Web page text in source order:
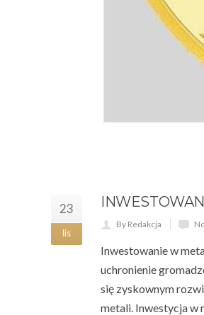
23
lis
By Redakcja
Inwestowanie w
uchronienie
się zyskownym
metali. Inwestycja w